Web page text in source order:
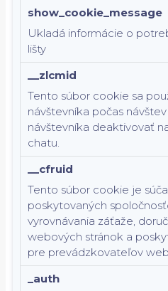
show_cookie_message
Ukladá informácie o
lišty
__zlcmid
Tento súbor cookie sa
návštevníka počas
návštevníka deaktivovať
chatu.
__cfruid
Tento súbor cookie je
poskytovaných
vyrovnávania záťaže,
webových stránok a
pre prevádzkovateľov
_auth